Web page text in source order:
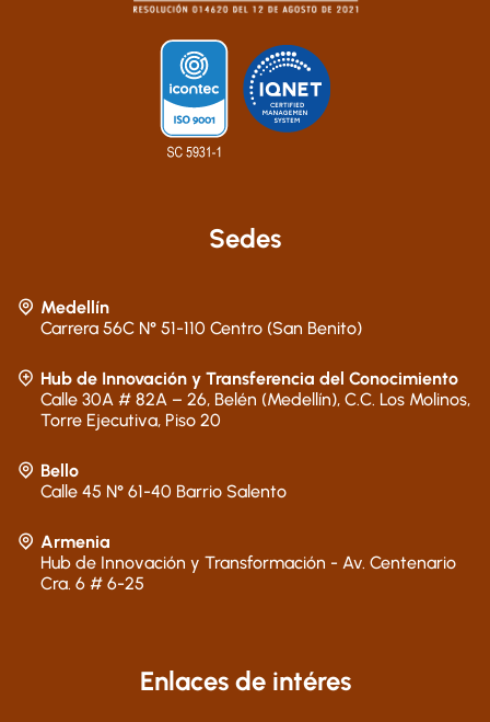
Sedes
Medellín
Carrera 56C N° 51-110 Centro (San Benito)
Hub de Innovación y Transferencia del Conocimiento
Calle 30A # 82A – 26, Belén (Medellín), C.C. Los Molinos,
Torre Ejecutiva, Piso 20
Bello
Calle 45 N° 61-40 Barrio Salento
Armenia
Hub de Innovación y Transformación - Av. Centenario
Cra. 6 # 6-25
Enlaces de intéres